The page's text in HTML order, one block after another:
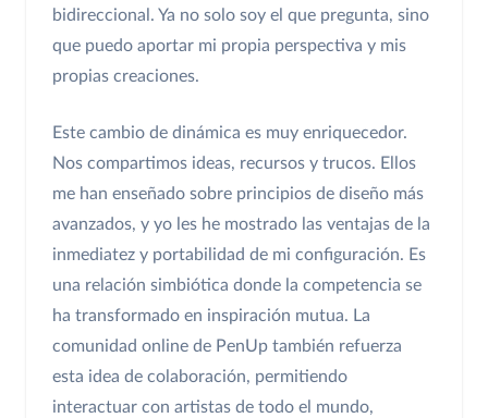
bidireccional. Ya no solo soy el que pregunta, sino
que puedo aportar mi propia perspectiva y mis
propias creaciones.
Este cambio de dinámica es muy enriquecedor.
Nos compartimos ideas, recursos y trucos. Ellos
me han enseñado sobre principios de diseño más
avanzados, y yo les he mostrado las ventajas de la
inmediatez y portabilidad de mi configuración. Es
una relación simbiótica donde la competencia se
ha transformado en inspiración mutua. La
comunidad online de PenUp también refuerza
esta idea de colaboración, permitiendo
interactuar con artistas de todo el mundo,